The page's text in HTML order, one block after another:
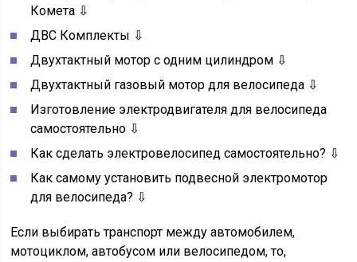
Комета ⇩
ДВС Комплекты ⇩
Двухтактный мотор с одним цилиндром ⇩
Двухтактный газовый мотор для велосипеда ⇩
Изготовление электродвигателя для велосипеда
самостоятельно ⇩
Как сделать электровелосипед самостоятельно? ⇩
Как самому установить подвесной электромотор
для велосипеда? ⇩
Если выбирать транспорт между автомобилем,
мотоциклом, автобусом или велосипедом, то,